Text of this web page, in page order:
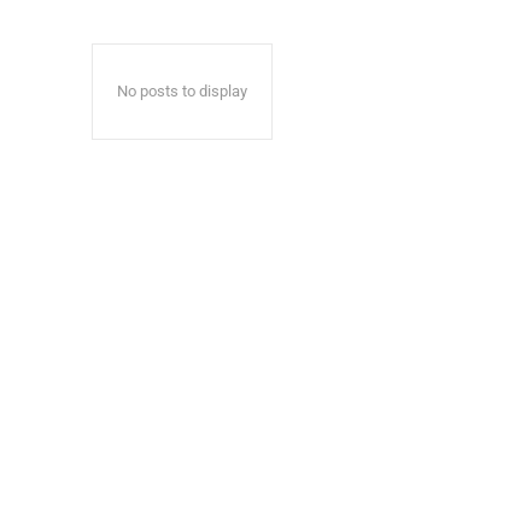
No posts to display